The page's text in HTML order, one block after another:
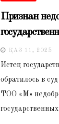
Признан
ҚАЗ 11, 2025
Истец
обратилось в
ТОО «М»